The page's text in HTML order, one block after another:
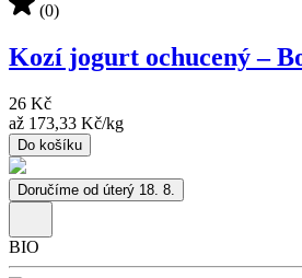
(0)
Kozí jogurt ochucený –
26 Kč
až 173,33 Kč/kg
Do košíku
Doručíme od úterý 18. 8.
BIO